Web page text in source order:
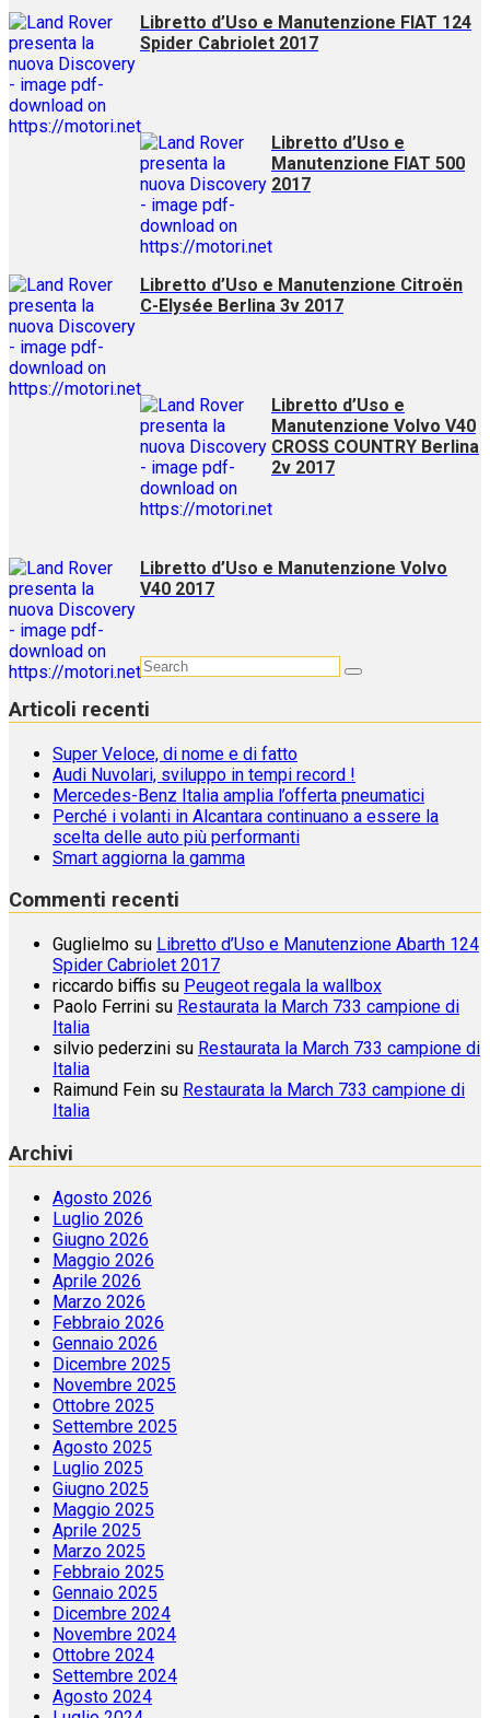
Libretto d’Uso e Manutenzione FIAT 124
Spider Cabriolet 2017
Libretto d’Uso e
Manutenzione FIAT 500
2017
Libretto d’Uso e Manutenzione Citroën
C-Elysée Berlina 3v 2017
Libretto d’Uso e
Manutenzione Volvo V40
CROSS COUNTRY Berlina
2v 2017
Libretto d’Uso e Manutenzione Volvo
V40 2017
Articoli recenti
Super Veloce, di nome e di fatto
Audi Nuvolari, sviluppo in tempi record !
Mercedes-Benz Italia amplia l’offerta pneumatici
Perché i volanti in Alcantara continuano a essere la
scelta delle auto più performanti
Smart aggiorna la gamma
Commenti recenti
Guglielmo su Libretto d’Uso e Manutenzione Abarth 124
Spider Cabriolet 2017
riccardo biffis su Peugeot regala la wallbox
Paolo Ferrini su Restaurata la March 733 campione di
Italia
silvio pederzini su Restaurata la March 733 campione di
Italia
Raimund Fein su Restaurata la March 733 campione di
Italia
Archivi
Agosto 2026
Luglio 2026
Giugno 2026
Maggio 2026
Aprile 2026
Marzo 2026
Febbraio 2026
Gennaio 2026
Dicembre 2025
Novembre 2025
Ottobre 2025
Settembre 2025
Agosto 2025
Luglio 2025
Giugno 2025
Maggio 2025
Aprile 2025
Marzo 2025
Febbraio 2025
Gennaio 2025
Dicembre 2024
Novembre 2024
Ottobre 2024
Settembre 2024
Agosto 2024